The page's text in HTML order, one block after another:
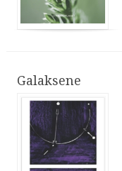
Galaksene